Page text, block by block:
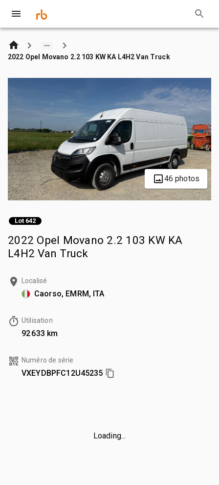
2022 Opel Movano 2.2 103 KW KA L4H2 Van Truck
46 photos
Lot 642
2022 Opel Movano 2.2 103 KW KA
L4H2 Van Truck
Localisé
Caorso, EMRM, ITA
Utilisation
92 633 km
Numéro de série
VXEYDBPFC12U45235
Loading...